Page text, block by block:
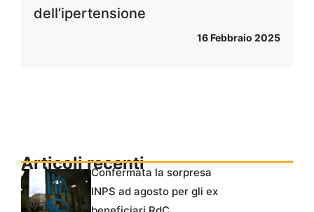
dell’ipertensione
16 Febbraio 2025
Articoli recentiConfermata la sorpresa
INPS ad agosto per gli ex